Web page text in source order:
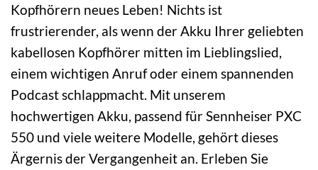
Kopfhörern neues Leben! Nichts ist
frustrierender, als wenn der Akku Ihrer geliebten
kabellosen Kopfhörer mitten im Lieblingslied,
einem wichtigen Anruf oder einem spannenden
Podcast schlappmacht. Mit unserem
hochwertigen Akku, passend für Sennheiser PXC
550 und viele weitere Modelle, gehört dieses
Ärgernis der Vergangenheit an. Erleben Sie